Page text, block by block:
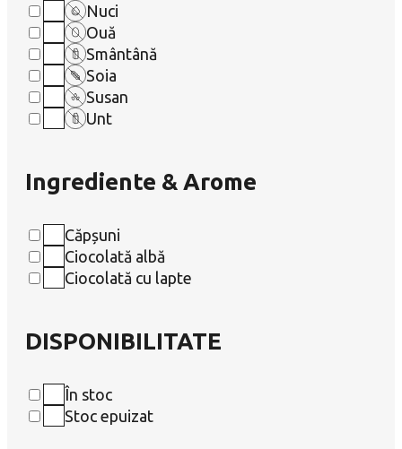
Nuci
Ouă
Smântână
Soia
Susan
Unt
Ingrediente & Arome
Căpșuni
Ciocolată albă
Ciocolată cu lapte
DISPONIBILITATE
În stoc
Stoc epuizat